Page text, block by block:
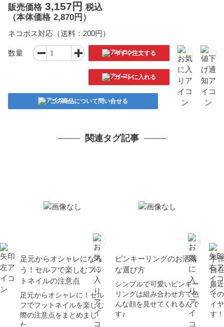
販売価格 3,157円 税込
（本体価格 2,870円）
ネコポス対応（送料：200円）
数量 今すぐ注文する
カートに入れる
この商品について問い合せる
関連タグ記事
足元からオシャレになろ
う！セルフで楽しむフッ
トネイルの注意点
足元からオシャレに！セル
フでフットネイルを楽しむ
際の注意点をまとめまし
た。
ピンキーリングのお洒落
な選び方
シンプルで可愛いピンキー
リングは組み合わせ方で色
んな顔を見せてくれるんで
す♪
手
自
最
そ
イ
す！